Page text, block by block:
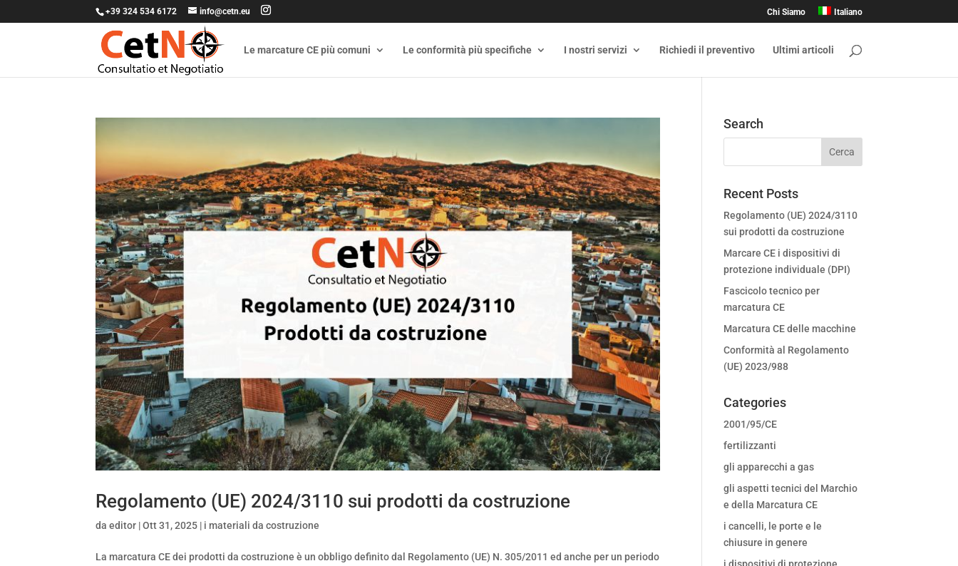
+39 324 534 6172 info@cetn.eu Chi Siamo Italiano
Le marcature CE più comuni Le conformità più specifiche I nostri servizi Richiedi il preventivo Ultimi articoli
Regolamento (UE) 2024/3110 sui prodotti da costruzione
daeditor |Ott 31, 2025 | i materiali da costruzione
La marcatura CE dei prodotti da costruzione è un obbligo definito dal Regolamento (UE) N. 305/2011 ed anche per un periodo
Search
Recent Posts
Regolamento (UE) 2024/3110
sui prodotti da costruzione
Marcare CE i dispositivi di
protezione individuale (DPI)
Fascicolo tecnico per
marcatura CE
Marcatura CE delle macchine
Conformità al Regolamento
(UE) 2023/988
Categories
2001/95/CE
fertilizzanti
gli apparecchi a gas
gli aspetti tecnici del Marchio
e della Marcatura CE
i cancelli, le porte e le
chiusure in genere